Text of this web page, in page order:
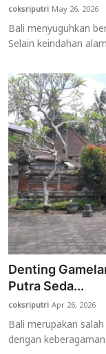
coksriputri May 26, 2026
Bali menyuguhkan
Selain keindahan
Denting
Putra Seda...
coksriputriApr 26, 2026
Bali merupakan
dengan